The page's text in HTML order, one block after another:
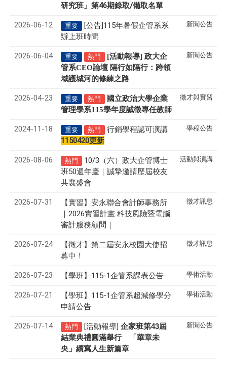
研究班」第46期錄取/備取名單
2026-06-12 重要
[公告]115年暑假企管系系
辦上班時間
新聞公告
2026-06-04 重要 熱門
[活動報導] 政大企
管系CEO論壇 隔行如隔行：跨領
域護城河的修練之路
新聞公告
2026-04-23 重要 熱門
國立政治大學企業
管理學系115學年度誠徵專任教師
徵才與實習
2024-11-18 重要 熱門
行銷學程認可演講
1150420更新
學程公告
2026-08-06 熱門
10/3（六）政大企管博士
班50週年慶｜誠摯邀請歷屆校友
共襄盛會
活動與演講
2026-07-31
【實習】安永聯合會計師事務所
｜2026實習計畫 科技風險暨電腦
審計服務顧問｜
徵才訊息
2026-07-24 【徵才】 第二屆安永校園大使招
募中！
徵才訊息
2026-07-23 【學班】115-1企管系課表公告 學術活動
2026-07-21
【學班】115-1企管系超減修學分
申請公告
學術活動
2026-07-14 熱門 [活動報導] 企家班第43屆
結業典禮圓滿舉行 「華章未
央」續寫人生新篇章
新聞公告